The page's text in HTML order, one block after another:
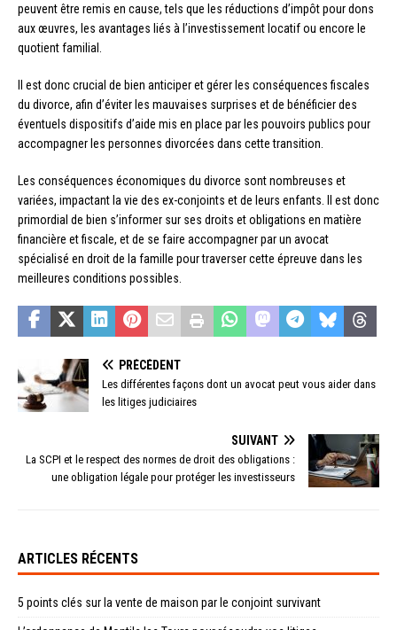
peuvent être remis en cause, tels que les réductions d’impôt pour dons
aux œuvres, les avantages liés à l’investissement locatif ou encore le
quotient familial.
Il est donc crucial de bien anticiper et gérer les conséquences fiscales
du divorce, afin d’éviter les mauvaises surprises et de bénéficier des
éventuels dispositifs d’aide mis en place par les pouvoirs publics pour
accompagner les personnes divorcées dans cette transition.
Les conséquences économiques du divorce sont nombreuses et
variées, impactant la vie des ex-conjoints et de leurs enfants. Il est donc
primordial de bien s’informer sur ses droits et obligations en matière
financière et fiscale, et de se faire accompagner par un avocat
spécialisé en droit de la famille pour traverser cette épreuve dans les
meilleures conditions possibles.
PRÉCÉDENT
Les différentes façons dont un avocat peut vous aider dans
les litiges judiciaires
SUIVANT
La SCPI et le respect des normes de droit des obligations :
une obligation légale pour protéger les investisseurs
ARTICLES RÉCENTS
5 points clés sur la vente de maison par le conjoint survivant